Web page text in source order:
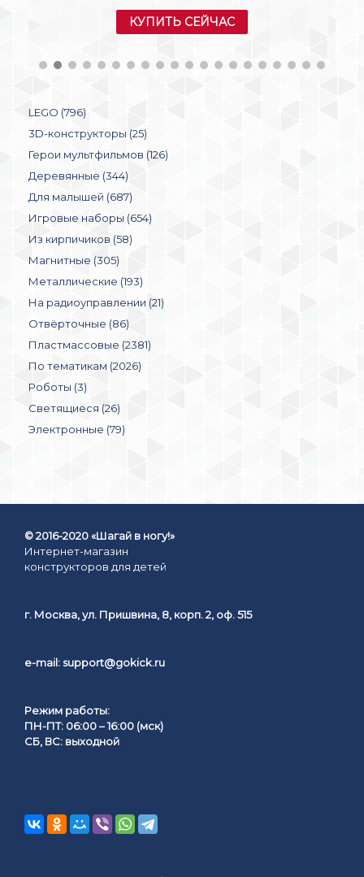
КУПИТЬ СЕЙЧАС
LEGO (796)
3D-конструкторы (25)
Герои мультфильмов (126)
Деревянные (344)
Для малышей (687)
Игровые наборы (654)
Из кирпичиков (58)
Магнитные (305)
Металлические (193)
На радиоуправлении (21)
Отвёрточные (86)
Пластмассовые (2381)
По тематикам (2026)
Роботы (3)
Светящиеся (26)
Электронные (79)
© 2016-2020 «Шагай в ногу!»
Интернет-магазин
конструкторов для детей
г. Москва, ул. Пришвина, 8, корп. 2, оф. 515
e-mail: support@gokick.ru
Режим работы:
ПН-ПТ: 06:00 – 16:00 (мск)
СБ, ВС: выходной